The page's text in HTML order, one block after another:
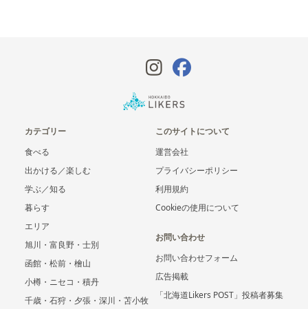
カテゴリー
食べる
出かける／楽しむ
学ぶ／知る
暮らす
エリア
旭川・富良野・士別
函館・松前・檜山
小樽・ニセコ・積丹
千歳・石狩・夕張・深川・苫小牧
このサイトについて
運営会社
プライバシーポリシー
利用規約
Cookieの使用について
お問い合わせ
お問い合わせフォーム
広告掲載
「北海道Likers POST」投稿者募集